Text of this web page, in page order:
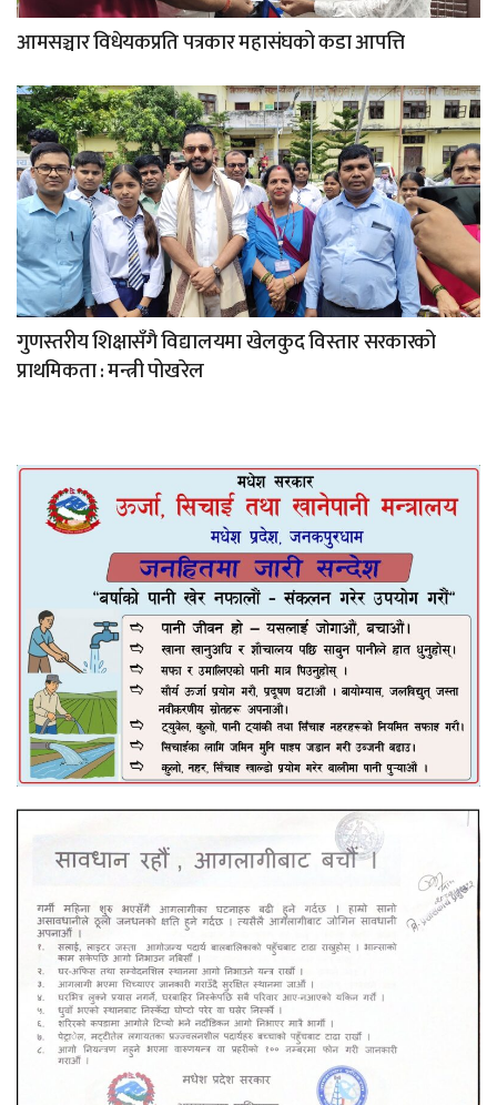
आमसञ्चार विधेयकप्रति पत्रकार महासंघको कडा आपत्ति
गुणस्तरीय शिक्षासँगै विद्यालयमा खेलकुद विस्तार सरकारको
प्राथमिकता : मन्त्री पोखरेल